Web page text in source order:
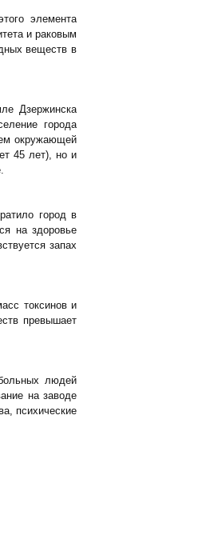
элемента
и раковым
веществ в
Дзержинска
города
окружающей
45 лет), но и
город в
на здоровье
запах
токсинов и
превышает
людей
на заводе
психические